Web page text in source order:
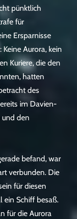
pünktlich
für
Ersparnisse
Aurora, kein
Kuriere, die den
hatten
des
im Davien-
den
befand, war
verbunden. Die
für diesen
ein Schiff besaß.
für die Aurora